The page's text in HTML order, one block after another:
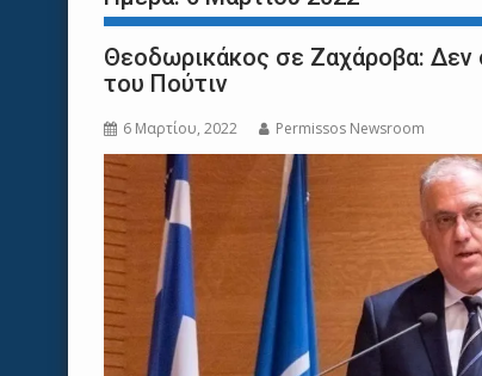
Θεοδωρικάκος σε Ζαχάροβα: Δεν
του Πούτιν
6 Μαρτίου, 2022 Permissos Newsroom